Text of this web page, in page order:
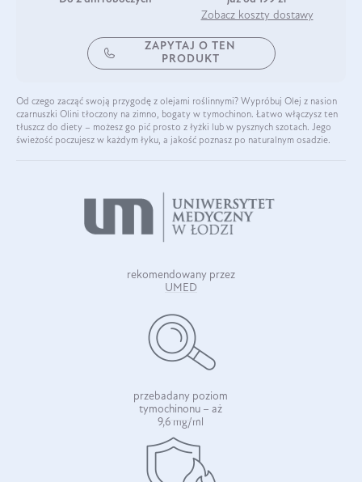
Zobacz koszty dostawy
ZAPYTAJ O TEN
PRODUKT
Od czego zacząć swoją przygodę z olejami roślinnymi? Wypróbuj Olej z nasion
czarnuszki Olini tłoczony na zimno, bogaty w tymochinon. Łatwo włączysz ten
tłuszcz do diety – możesz go pić prosto z łyżki lub w pysznych szotach. Jego
świeżość poczujesz w każdym łyku, a jakość poznasz po naturalnym osadzie.
rekomendowany przez
UMED
przebadany poziom
tymochinonu – aż
9,6 mg/ml